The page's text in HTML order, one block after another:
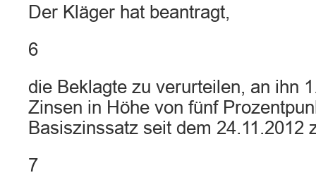
Der Kläger hat beantragt,
6
die Beklagte zu verurteilen, an ihn
Zinsen in Höhe von fünf
Basiszinssatz seit dem 24.11.2012
7